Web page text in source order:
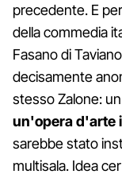
precedente. E
della commedia
Fasano di
decisamente
stesso Zalone:
un'opera d'arte
sarebbe stato
multisala. Idea